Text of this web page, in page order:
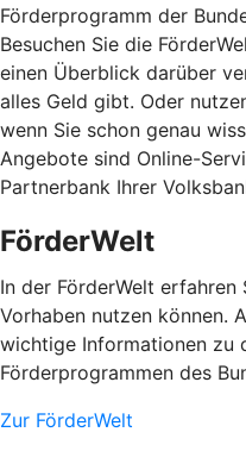
Förderprogramm der
Besuchen Sie die
einen Überblick darüber
alles Geld gibt. Oder
wenn Sie schon genau
Angebote sind Online-
Partnerbank Ihrer
FörderWelt
In der FörderWelt
Vorhaben nutzen können.
wichtige Informationen zu
Förderprogrammen des
Zur FörderWelt